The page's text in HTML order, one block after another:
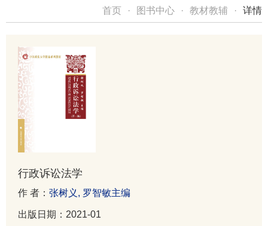
首页 · 图书中心 · 教材教辅 · 详情
行政诉讼法学
作 者： 张树义, 罗智敏主编
出版日期：2021-01